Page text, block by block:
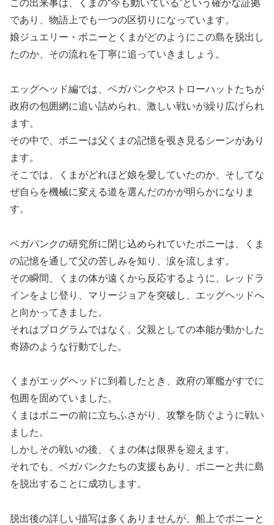
この出来事は、くまの“今も動いている”という確かな証拠
であり、物語上でも一つの区切りになっています。
娘ジュエリー・ボニーとくまがどのようにこの島を脱出し
たのか、その流れを丁寧に追っていきましょう。
エッグヘッド編では、ベガパンクやストローハットたちが
政府の包囲網に追い詰められ、激しい戦いが繰り広げられ
ます。
その中で、ボニーは父くまの記憶を覗き見るシーンがあり
ます。
そこでは、くまがどれほど娘を愛していたのか、そしてな
ぜ自らを機械に変える道を選んだのかが明らかになりま
す。
ベガパンクの研究所に閉じ込められていたボニーは、くま
の記憶を通して父の苦しみを知り、涙を流します。
その瞬間、くまの体が遠くから反応するように、レッドラ
インをよじ登り、マリージョアを突破し、エッグヘッドへ
と向かってきました。
それはプログラムではなく、父親としての本能が動かした
奇跡のような行動でした。
くまがエッグヘッドに到着したとき、政府の軍艦がすでに
包囲を固めていました。
くまはボニーの前に立ちふさがり、攻撃を防ぐように戦い
ました。
しかしその戦いの後、くまの体は限界を迎えます。
それでも、ベガパンクたちの支援もあり、ボニーと共に島
を脱出することに成功します。
脱出後の詳しい描写は多くありませんが、船上でボニーと